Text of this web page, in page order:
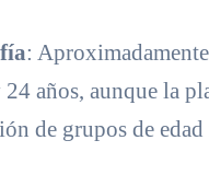
:
años, aunque la
de grupos de edad